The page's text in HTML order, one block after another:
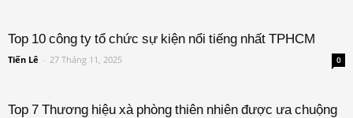
Top 10 công ty tổ chức sự kiện nổi tiếng nhất TPHCM
Tiến Lê - 27 Tháng 11, 2025 0
Top 7 Thương hiệu xà phòng thiên nhiên được ưa chuộng